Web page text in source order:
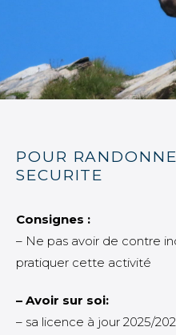
POUR
SECURITE
Consignes :
– Ne pas avoir de contre
pratiquer cette activité
– Avoir sur soi:
– sa licence à jour 2025/